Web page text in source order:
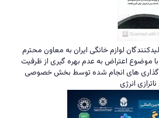
لوازم خانگی ایران به معاون محترم
موضوع اعتراض به عدم بهره گیری از ظرفیت
های انجام شده توسط بخش خصوصی
انرژی